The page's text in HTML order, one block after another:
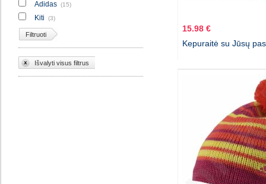
Adidas (15)
Kiti (3)
Filtruoti
Išvalyti visus filtrus
15.98 €
Kepuraitė su Jūsų